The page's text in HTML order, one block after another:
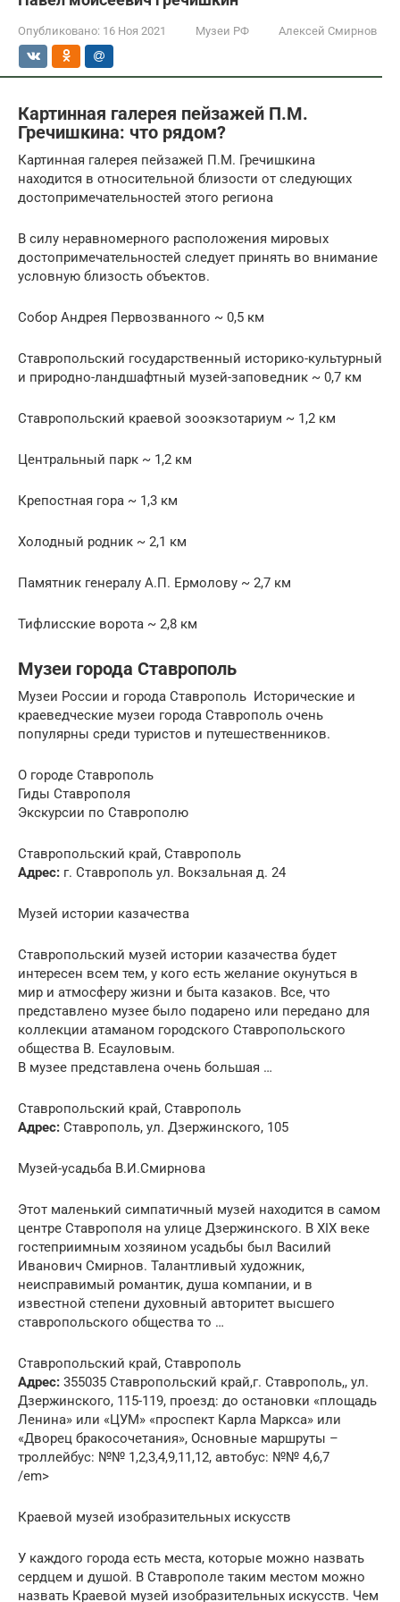
Опубликовано: 16 Ноя 2021 Музеи РФ Алексей Смирнов
Картинная галерея пейзажей П.М.
Гречишкина: что рядом?
Картинная галерея пейзажей П.М. Гречишкина
находится в относительной близости от следующих
достопримечательностей этого региона
В силу неравномерного расположения мировых
достопримечательностей следует принять во внимание
условную близость объектов.
Собор Андрея Первозванного ~ 0,5 км
Ставропольский государственный историко-культурный
и природно-ландшафтный музей-заповедник ~ 0,7 км
Ставропольский краевой зооэкзотариум ~ 1,2 км
Центральный парк ~ 1,2 км
Крепостная гора ~ 1,3 км
Холодный родник ~ 2,1 км
Памятник генералу А.П. Ермолову ~ 2,7 км
Тифлисские ворота ~ 2,8 км
Музеи города Ставрополь
Музеи России и города Ставрополь Исторические и
краеведческие музеи города Ставрополь очень
популярны среди туристов и путешественников.
О городе Ставрополь
Гиды Ставрополя
Экскурсии по Ставрополю
Ставропольский край, Ставрополь
Адрес: г. Ставрополь ул. Вокзальная д. 24
Музей истории казачества
Ставропольский музей истории казачества будет
интересен всем тем, у кого есть желание окунуться в
мир и атмосферу жизни и быта казаков. Все, что
представлено музее было подарено или передано для
коллекции атаманом городского Ставропольского
общества В. Есауловым.
В музее представлена очень большая …
Ставропольский край, Ставрополь
Адрес: Ставрополь, ул. Дзержинского, 105
Музей-усадьба В.И.Смирнова
Этот маленький симпатичный музей находится в самом
центре Ставрополя на улице Дзержинского. В ХIХ веке
гостеприимным хозяином усадьбы был Василий
Иванович Смирнов. Талантливый художник,
неисправимый романтик, душа компании, и в
известной степени духовный авторитет высшего
ставропольского общества то …
Ставропольский край, Ставрополь
Адрес: 355035 Ставропольский край,г. Ставрополь,, ул.
Дзержинского, 115-119, проезд: до остановки «площадь
Ленина» или «ЦУМ» «проспект Карла Маркса» или
«Дворец бракосочетания», Основные маршруты –
троллейбус: №№ 1,2,3,4,9,11,12, автобус: №№ 4,6,7
/em>
Краевой музей изобразительных искусств
У каждого города есть места, которые можно назвать
сердцем и душой. В Ставрополе таким местом можно
назвать Краевой музей изобразительных искусств. Чем